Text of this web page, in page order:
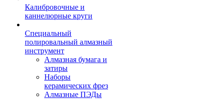
Калибровочные и
каннелюрные круги
Специальный
полировальный алмазный
инструмент
Алмазная бумага и
затиры
Наборы
керамических фрез
Алмазные ПЭДы